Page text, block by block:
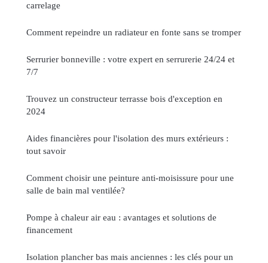
carrelage
Comment repeindre un radiateur en fonte sans se tromper
Serrurier bonneville : votre expert en serrurerie 24/24 et
7/7
Trouvez un constructeur terrasse bois d'exception en
2024
Aides financières pour l'isolation des murs extérieurs :
tout savoir
Comment choisir une peinture anti-moisissure pour une
salle de bain mal ventilée?
Pompe à chaleur air eau : avantages et solutions de
financement
Isolation plancher bas mais anciennes : les clés pour un